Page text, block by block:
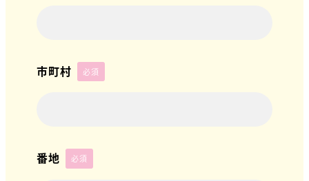
市町村 必須
番地 必須